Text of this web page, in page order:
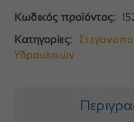
Κωδικός προϊόντος:
Κατηγορίες:
Υδραυλικών